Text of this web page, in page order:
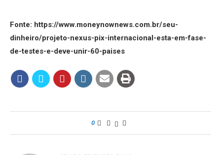
Fonte: https://www.moneynownews.com.br/seu-
dinheiro/projeto-nexus-pix-internacional-esta-em-fase-
de-testes-e-deve-unir-60-paises
0